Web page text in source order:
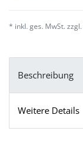
* inkl. ges. MwSt. zzgl.
Beschreibung
Weitere Details